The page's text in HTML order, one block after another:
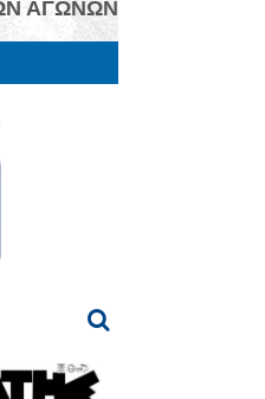
ΑΓΩΝΩΝ